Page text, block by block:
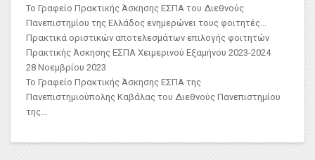
Το Γραφείο Πρακτικής Άσκησης ΕΣΠΑ του Διεθνούς
Πανεπιστημίου της Ελλάδος ενημερώνει τους φοιτητές...
Πρακτικά οριστικών αποτελεσμάτων επιλογής φοιτητών
Πρακτικής Άσκησης ΕΣΠΑ Χειμερινού Εξαμήνου 2023-2024
28 Νοεμβρίου 2023
Το Γραφείο Πρακτικής Άσκησης ΕΣΠΑ της
Πανεπιστημιούπολης Καβάλας του Διεθνούς Πανεπιστημίου
της...